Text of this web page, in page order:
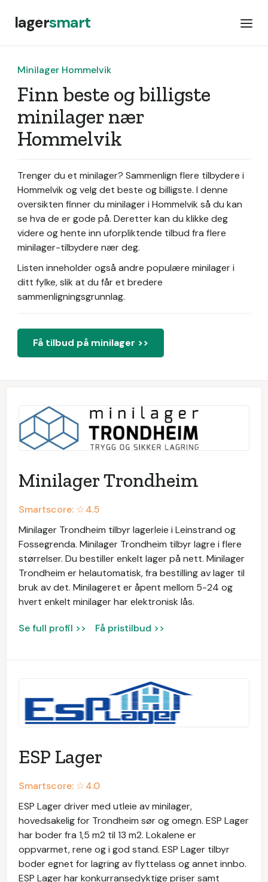
lagersmart
Minilager Hommelvik
Finn beste og billigste
minilager nær
Hommelvik
Trenger du et minilager? Sammenlign flere tilbydere i
Hommelvik og velg det beste og billigste. I denne
oversikten finner du minilager i Hommelvik så du kan
se hva de er gode på. Deretter kan du klikke deg
videre og hente inn uforpliktende tilbud fra flere
minilager-tilbydere nær deg.
Listen inneholder også andre populære minilager i
ditt fylke, slik at du får et bredere
sammenligningsgrunnlag.
Få tilbud på minilager >>
Minilager Trondheim
Smartscore: ☆4.5
Minilager Trondheim tilbyr lagerleie i Leinstrand og
Fossegrenda. Minilager Trondheim tilbyr lagre i flere
størrelser. Du bestiller enkelt lager på nett. Minilager
Trondheim er helautomatisk, fra bestilling av lager til
bruk av det. Minilageret er åpent mellom 5-24 og
hvert enkelt minilager har elektronisk lås.
Se full profil >> Få pristilbud >>
ESP Lager
Smartscore: ☆4.0
ESP Lager driver med utleie av minilager,
hovedsakelig for Trondheim sør og omegn. ESP Lager
har boder fra 1,5 m2 til 13 m2. Lokalene er
oppvarmet, rene og i god stand. ESP Lager tilbyr
boder egnet for lagring av flyttelass og annet innbo.
ESP Lager har konkurransedyktige priser samt